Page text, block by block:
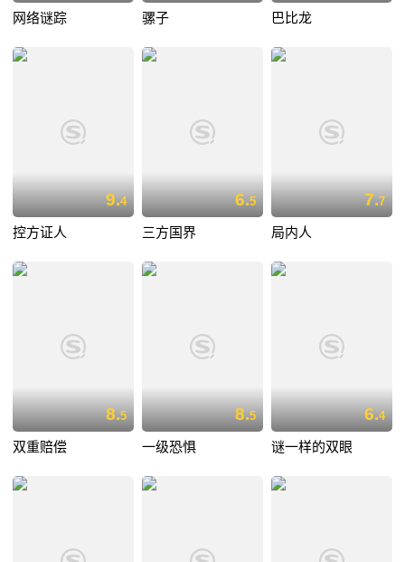
网络谜踪 骡子 巴比龙
9.4
控方证人
6.5
三方国界
7.7
局内人
8.5
双重赔偿
8.5
一级恐惧
6.4
谜一样的双眼